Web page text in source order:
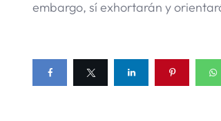
embargo, sí exhortarán y